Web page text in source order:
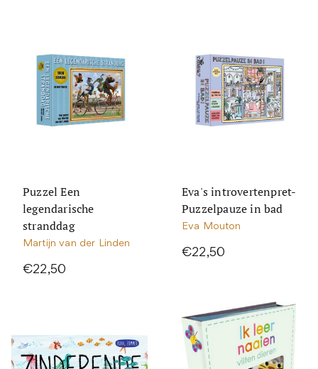
Puzzel Een
legendarische
stranddag
Martijn van der Linden
€22,50
Eva's introvertenpret-
Puzzelpauze in bad
Eva Mouton
€22,50